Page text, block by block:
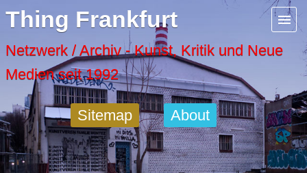
Thing Frankfurt
Netzwerk / Archiv - Kunst, Kritik und Neue
Medien seit 1992
Sitemap About
Menu
Artspaces
Cool Places
Frankfurt Diary
Activity